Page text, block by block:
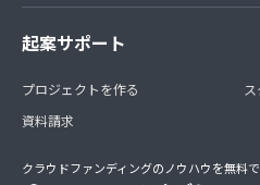
起案サポート
プロジェクトを作る
資料請求
クラウドファンディングのノウハウを無料